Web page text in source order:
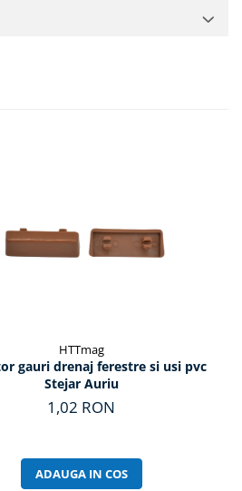
HTTmag
gauri drenaj ferestre si usi pvc
Stejar Auriu
1,02 RON
ADAUGA IN COS